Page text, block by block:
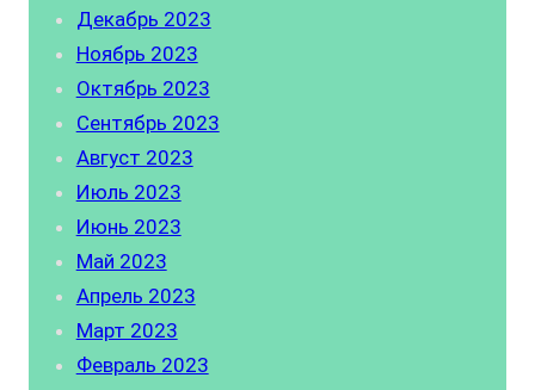
Декабрь 2023
Ноябрь 2023
Октябрь 2023
Сентябрь 2023
Август 2023
Июль 2023
Июнь 2023
Май 2023
Апрель 2023
Март 2023
Февраль 2023